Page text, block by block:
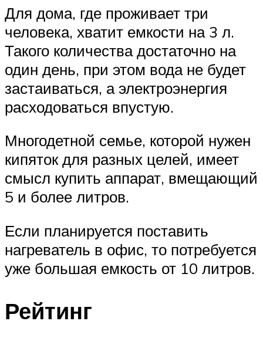
Для дома, где проживает три
человека, хватит емкости на 3 л.
Такого количества достаточно на
один день, при этом вода не будет
застаиваться, а электроэнергия
расходоваться впустую.
Многодетной семье, которой нужен
кипяток для разных целей, имеет
смысл купить аппарат, вмещающий
5 и более литров.
Если планируется поставить
нагреватель в офис, то потребуется
уже большая емкость от 10 литров.
Рейтинг